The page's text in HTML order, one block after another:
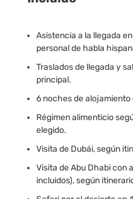
Asistencia a la llegada
personal de habla
Traslados de llegada y
principal.
6 noches de
Régimen alimenticio
elegido.
Visita de Dubái, según
Visita de Abu Dhabi con
incluidos), según